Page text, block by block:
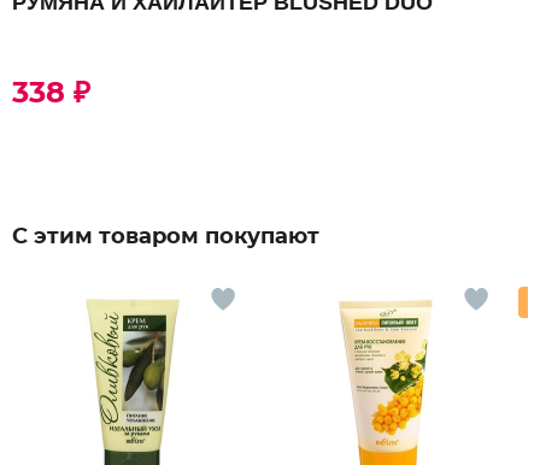
338 ₽
С этим товаром покупают